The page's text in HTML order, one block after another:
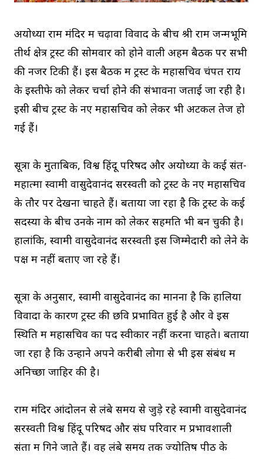
अयोध्या राम मंदिर में चढ़ावा विवाद के बीच श्री राम जन्मभूमि
तीर्थ क्षेत्र ट्रस्ट की सोमवार को होने वाली अहम बैठक पर सभी
की नजरें टिकी हैं। इस बैठक में ट्रस्ट के महासचिव चंपत राय
के इस्तीफे को लेकर चर्चा होने की संभावना जताई जा रही है।
इसी बीच ट्रस्ट के नए महासचिव को लेकर भी अटकलें तेज हो
गई हैं।
सूत्रों के मुताबिक, विश्व हिंदू परिषद और अयोध्या के कई संत-
महात्मा स्वामी वासुदेवानंद सरस्वती को ट्रस्ट के नए महासचिव
के तौर पर देखना चाहते हैं। बताया जा रहा है कि ट्रस्ट के कई
सदस्यों के बीच उनके नाम को लेकर सहमति भी बन चुकी है।
हालांकि, स्वामी वासुदेवानंद सरस्वती इस जिम्मेदारी को लेने के
पक्ष में नहीं बताए जा रहे हैं।
सूत्रों के अनुसार, स्वामी वासुदेवानंद का मानना है कि हालिया
विवादों के कारण ट्रस्ट की छवि प्रभावित हुई है और वे इस
स्थिति में महासचिव का पद स्वीकार नहीं करना चाहते। बताया
जा रहा है कि उन्होंने अपने करीबी लोगों से भी इस संबंध में
अनिच्छा जाहिर की है।
राम मंदिर आंदोलन से लंबे समय से जुड़े रहे स्वामी वासुदेवानंद
सरस्वती विश्व हिंदू परिषद और संघ परिवार में प्रभावशाली
संतों में गिने जाते हैं। वह लंबे समय तक ज्योतिष पीठ के